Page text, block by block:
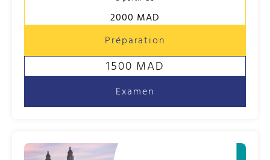
2000 MAD
Préparation
1500 MAD
Examen